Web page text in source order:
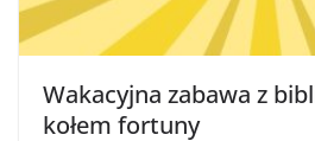
Wakacyjna zabawa z
kołem fortuny